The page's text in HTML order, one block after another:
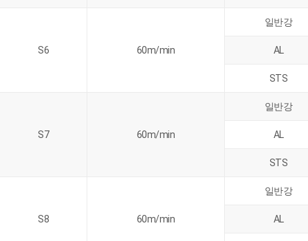
S6 60m/min
일반강
AL
STS
S7 60m/min
일반강
AL
STS
S8 60m/min
일반강
AL